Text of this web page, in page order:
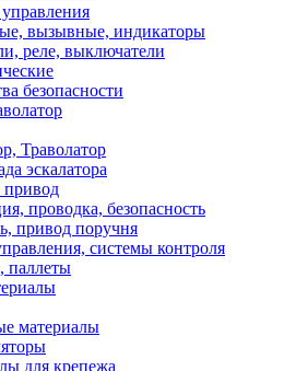
вызывные, индикаторы
реле, выключатели
безопасности
Траволатор
эскалатора
проводка, безопасность
привод поручня
системы контроля
паллеты
материалы
для крепежа